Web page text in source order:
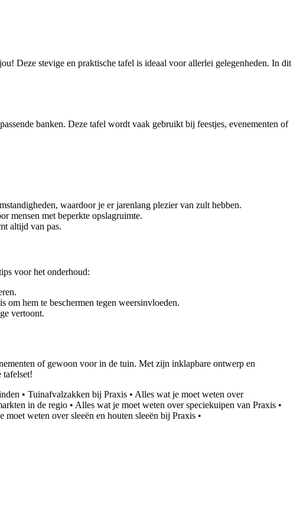
Deze stevige en praktische tafel is ideaal voor allerlei gelegenheden. In dit
banken. Deze tafel wordt vaak gebruikt bij feestjes, evenementen of
waardoor je er jarenlang plezier van zult hebben.
mensen met beperkte opslagruimte.
altijd van pas.
voor het onderhoud:
om hem te beschermen tegen weersinvloeden.
vertoont.
of gewoon voor in de tuin. Met zijn inklapbare ontwerp en
tafelset!
• Tuinafvalzakken bij Praxis • Alles wat je moet weten over
in de regio • Alles wat je moet weten over speciekuipen van Praxis •
moet weten over sleeën en houten sleeën bij Praxis •